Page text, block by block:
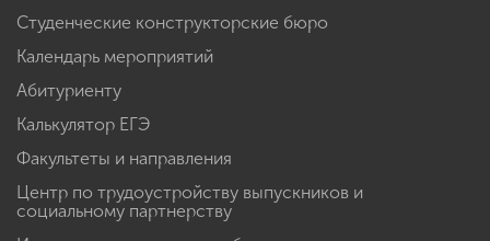
Студенческие конструкторские бюро
Календарь мероприятий
Абитуриенту
Калькулятор ЕГЭ
Факультеты и направления
Центр по трудоустройству выпускников и
социальному партнерству